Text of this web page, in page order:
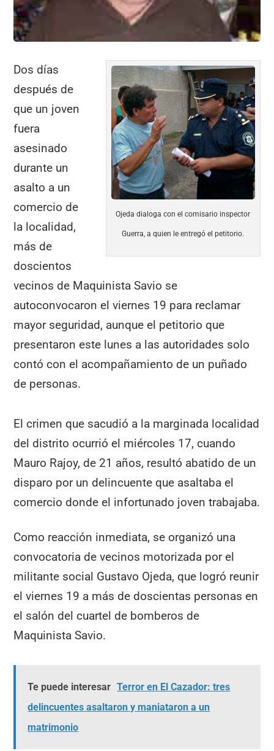
Ojeda dialoga con el comisario inspector
Guerra, a quien le entregó el petitorio.
Dos días
después de
que un joven
fuera
asesinado
durante un
asalto a un
comercio de
la localidad,
más de
doscientos
vecinos de Maquinista Savio se
autoconvocaron el viernes 19 para reclamar
mayor seguridad, aunque el petitorio que
presentaron este lunes a las autoridades solo
contó con el acompañamiento de un puñado
de personas.
El crimen que sacudió a la marginada localidad
del distrito ocurrió el miércoles 17, cuando
Mauro Rajoy, de 21 años, resultó abatido de un
disparo por un delincuente que asaltaba el
comercio donde el infortunado joven trabajaba.
Como reacción inmediata, se organizó una
convocatoria de vecinos motorizada por el
militante social Gustavo Ojeda, que logró reunir
el viernes 19 a más de doscientas personas en
el salón del cuartel de bomberos de
Maquinista Savio.
Te puede interesar Terror en El Cazador: tres
delincuentes asaltaron y maniataron a un
matrimonio